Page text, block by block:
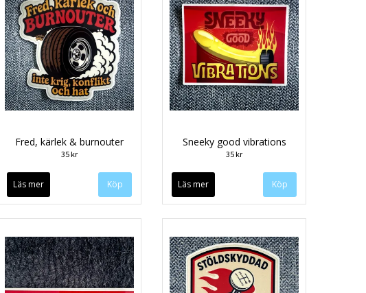
Fred, kärlek & burnouter
35 kr
Läs mer
Sneeky good vibrations
35 kr
Läs mer